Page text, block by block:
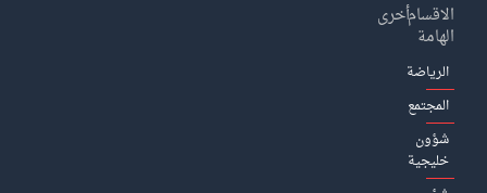
الاقسام
الهامة
الرياضة
المجتمع
شؤون
خليجية
أخرى